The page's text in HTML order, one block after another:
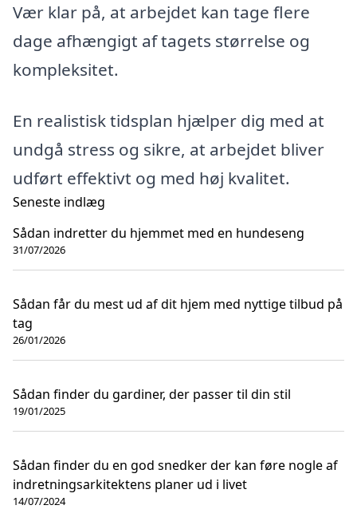
Vær klar på, at arbejdet kan tage flere
dage afhængigt af tagets størrelse og
kompleksitet.
En realistisk tidsplan hjælper dig med at
undgå stress og sikre, at arbejdet bliver
udført effektivt og med høj kvalitet.
Seneste indlæg
Sådan indretter du hjemmet med en hundeseng
31/07/2026
Sådan får du mest ud af dit hjem med nyttige tilbud på
tag
26/01/2026
Sådan finder du gardiner, der passer til din stil
19/01/2025
Sådan finder du en god snedker der kan føre nogle af
indretningsarkitektens planer ud i livet
14/07/2024